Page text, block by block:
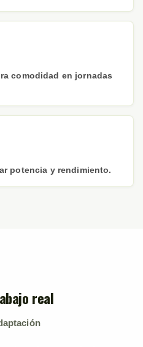
comodidad en jornadas
potencia y rendimiento.
real